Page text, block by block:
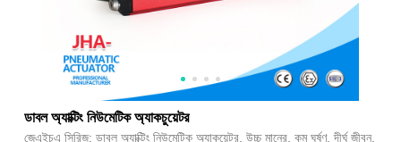
ডাবল অ্যাক্টিং নিউমেটিক অ্যাকচুয়েটর
জেএইচএ সিরিজ: ডাবল অ্যাক্টিং নিউমেটিক অ্যাকুয়েটর, উচ্চ মানের, কম ঘর্ষণ, দীর্ঘ জীবন,